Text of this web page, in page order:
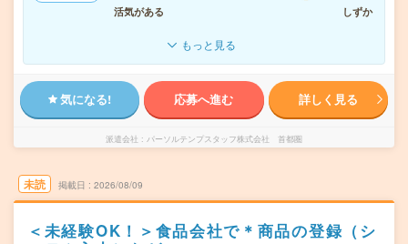
活気がある
しずか
もっと見る
気になる! 応募へ進む 詳しく見る
派遣会社 パーソルテンプスタッフ株式会社 首都圏
未読 掲載日 2026/08/09
＜未経験OK！＞食品会社で＊商品の登録（シ